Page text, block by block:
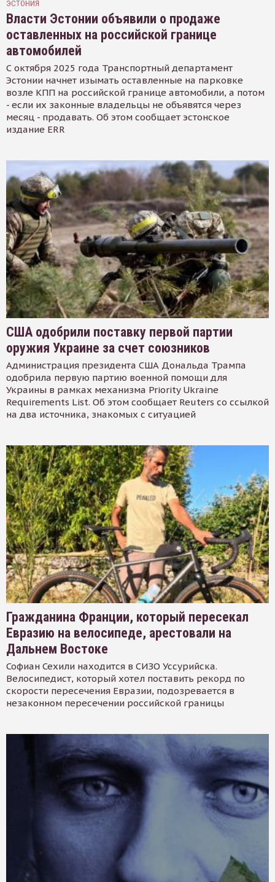
ЭСТОНИЯ
Власти Эстонии объявили о продаже
оставленных на российской границе
автомобилей
С октября 2025 года Транспортный департамент
Эстонии начнет изымать оставленные на парковке
возле КПП на российской границе автомобили, а потом
- если их законные владельцы не объявятся через
месяц - продавать. Об этом сообщает эстонское
издание ERR
США одобрили поставку первой партии
оружия Украине за счет союзников
Администрация президента США Дональда Трампа
одобрила первую партию военной помощи для
Украины в рамках механизма Priority Ukraine
Requirements List. Об этом сообщает Reuters со ссылкой
на два источника, знакомых с ситуацией
Гражданина Франции, который пересекал
Евразию на велосипеде, арестовали на
Дальнем Востоке
Софиан Сехили находится в СИЗО Уссурийска.
Велосипедист, который хотел поставить рекорд по
скорости пересечения Евразии, подозревается в
незаконном пересечении российской границы